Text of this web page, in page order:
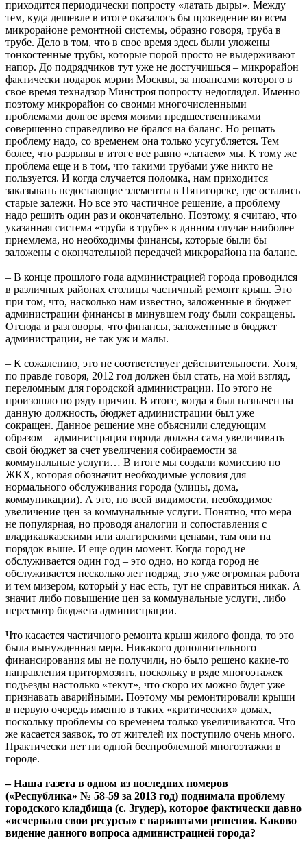
приходится периодически попросту «латать дыры». Между
тем, куда дешевле в итоге оказалось бы проведение во всем
микрорайоне ремонтной системы, образно говоря, труба в
трубе. Дело в том, что в свое время здесь были уложены
тонкостенные трубы, которые порой просто не выдерживают
напор. До подрядчиков тут уже не достучишься – микрорайон
фактически подарок мэрии Москвы, за нюансами которого в
свое время технадзор Минстроя попросту недоглядел. Именно
поэтому микрорайон со своими многочисленными
проблемами долгое время моими предшественниками
совершенно справедливо не брался на баланс. Но решать
проблему надо, со временем она только усугубляется. Тем
более, что разрывы в итоге все равно «латаем» мы. К тому же
проблема еще и в том, что такими трубами уже никто не
пользуется. И когда случается поломка, нам приходится
заказывать недостающие элементы в Пятигорске, где остались
старые залежи. Но все это частичное решение, а проблему
надо решить один раз и окончательно. Поэтому, я считаю, что
указанная система «труба в трубе» в данном случае наиболее
приемлема, но необходимы финансы, которые были бы
заложены с окончательной передачей микрорайона на баланс.
– В конце прошлого года администрацией города проводился
в различных районах столицы частичный ремонт крыш. Это
при том, что, насколько нам известно, заложенные в бюджет
администрации финансы в минувшем году были сокращены.
Отсюда и разговоры, что финансы, заложенные в бюджет
администрации, не так уж и малы.
– К сожалению, это не соответствует действительности. Хотя,
по правде говоря, 2012 год должен был стать, на мой взгляд,
переломным для городской администрации. Но этого не
произошло по ряду причин. В итоге, когда я был назначен на
данную должность, бюджет администрации был уже
сокращен. Данное решение мне объяснили следующим
образом – администрация города должна сама увеличивать
свой бюджет за счет увеличения собираемости за
коммунальные услуги… В итоге мы создали комиссию по
ЖКХ, которая обозначит необходимые условия для
нормального обслуживания города (улицы, дома,
коммуникации). А это, по всей видимости, необходимое
увеличение цен за коммунальные услуги. Понятно, что мера
не популярная, но проводя аналогии и сопоставления с
владикавказскими или алагирскими ценами, там они на
порядок выше. И еще один момент. Когда город не
обслуживается один год – это одно, но когда город не
обслуживается несколько лет подряд, это уже огромная работа
и тем мизером, который у нас есть, тут не справиться никак. А
значит либо повышение цен за коммунальные услуги, либо
пересмотр бюджета администрации.
Что касается частичного ремонта крыш жилого фонда, то это
была вынужденная мера. Никакого дополнительного
финансирования мы не получили, но было решено какие-то
направления притормозить, поскольку в ряде многоэтажек
подъезды настолько «текут», что скоро их можно будет уже
признавать аварийными. Поэтому мы ремонтировали крыши
в первую очередь именно в таких «критических» домах,
поскольку проблемы со временем только увеличиваются. Что
же касается заявок, то от жителей их поступило очень много.
Практически нет ни одной беспроблемной многоэтажки в
городе.
– Наша газета в одном из последних номеров
(«Республика» № 58-59 за 2013 год) поднимала проблему
городского кладбища (с. Згудер), которое фактически давно
«исчерпало свои ресурсы» с вариантами решения. Каково
видение данного вопроса администрацией города?